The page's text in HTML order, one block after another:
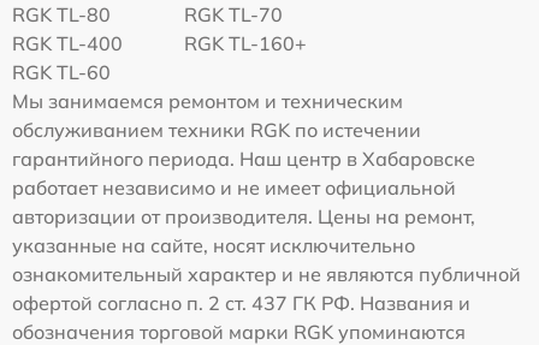
RGK TL-80
RGK TL-70
RGK TL-400
RGK TL-160+
RGK TL-60
Мы занимаемся ремонтом и техническим
обслуживанием техники RGK по истечении
гарантийного периода. Наш центр в Хабаровске
работает независимо и не имеет официальной
авторизации от производителя. Цены на ремонт,
указанные на сайте, носят исключительно
ознакомительный характер и не являются публичной
офертой согласно п. 2 ст. 437 ГК РФ. Названия и
обозначения торговой марки RGK упоминаются